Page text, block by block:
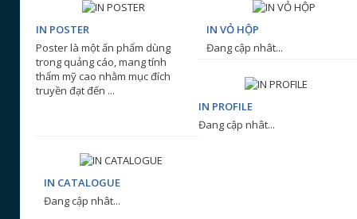
IN POSTER
Poster là một ấn phẩm dùng
trong quảng cáo, mang tính
thẩm mỹ cao nhằm mục đích
truyền đạt đến ...
IN VỎ HỘP
Đang cập nhât...
IN PROFILE
Đang cập nhât...
IN CATALOGUE
Đang cập nhât...